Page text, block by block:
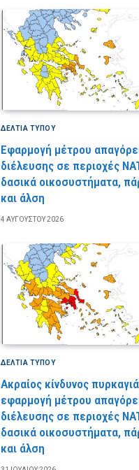
ΔΕΛΤΙΑ ΤΥΠΟΥ
Εφαρμογή μέτρου
διέλευσης σε περιοχές
δασικά οικοσυστήματα,
και άλση
4 ΑΥΓΟΎΣΤΟΥ 2026
ΔΕΛΤΙΑ ΤΥΠΟΥ
Ακραίος κίνδυνος
εφαρμογή μέτρου
διέλευσης σε περιοχές
δασικά οικοσυστήματα,
και άλση